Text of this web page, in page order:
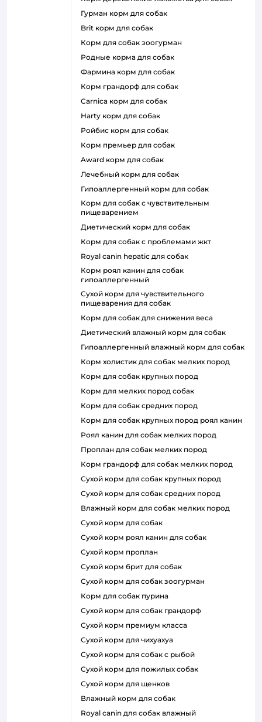
гурман корм для собак
brit корм для собак
корм для собак зоогурман
родные корма для собак
фармина корм для собак
корм грандорф для собак
carnica корм для собак
harty корм для собак
ройбис корм для собак
корм премьер для собак
award корм для собак
лечебный корм для собак
гипоаллергенный корм для собак
корм для собак с чувствительным
пищеварением
диетический корм для собак
корм для собак с проблемами жкт
royal canin hepatic для собак
корм роял канин для собак
гипоаллергенный
сухой корм для чувствительного
пищеварения для собак
корм для собак для снижения веса
диетический влажный корм для собак
гипоаллергенный влажный корм для собак
корм холистик для собак мелких пород
корм для собак крупных пород
корм для мелких пород собак
корм для собак средних пород
корм для собак крупных пород роял канин
роял канин для собак мелких пород
проплан для собак мелких пород
корм грандорф для собак мелких пород
сухой корм для собак крупных пород
сухой корм для собак средних пород
влажный корм для собак мелких пород
сухой корм для собак
сухой корм роял канин для собак
сухой корм проплан
сухой корм брит для собак
сухой корм для собак зоогурман
корм для собак пурина
сухой корм для собак грандорф
сухой корм премиум класса
сухой корм для чихуахуа
сухой корм для собак с рыбой
сухой корм для пожилых собак
сухой корм для щенков
влажный корм для собак
royal canin для собак влажный